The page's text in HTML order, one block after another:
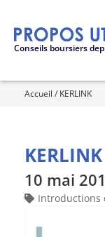
Conseils boursiers
Accueil / KERLINK
KERLINK
10 mai
Introductions